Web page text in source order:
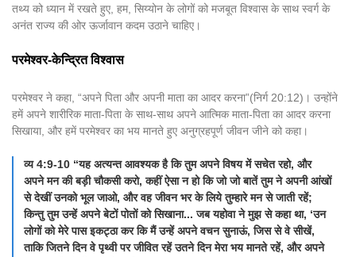
तथ्य को ध्यान में रखते हुए, हम, सिय्योन के लोगों को मजबूत विश्वास के साथ स्वर्ग के
अनंत राज्य की ओर ऊर्जावान कदम उठाने चाहिए।
परमेश्वर-केन्द्रित विश्वास
परमेश्वर ने कहा, “अपने पिता और अपनी माता का आदर करना”(निर्ग 20:12)। उन्होंने
हमें अपने शारीरिक माता-पिता के साथ-साथ अपने आत्मिक माता-पिता का आदर करना
सिखाया, और हमें परमेश्वर का भय मानते हुए अनुग्रहपूर्ण जीवन जीने को कहा।
व्य 4:9-10 “यह अत्यन्त आवश्यक है कि तुम अपने विषय में सचेत रहो, और
अपने मन की बड़ी चौकसी करो, कहीं ऐसा न हो कि जो जो बातें तुम ने अपनी आंखों
से देखीं उनको भूल जाओ, और वह जीवन भर के लिये तुम्हारे मन से जाती रहें;
किन्तु तुम उन्हें अपने बेटों पोतों को सिखाना... जब यहोवा ने मुझ से कहा था, ‘उन
लोगों को मेरे पास इकट्ठा कर कि मैं उन्हें अपने वचन सुनाऊं, जिस से वे सीखें,
ताकि जितने दिन वे पृथ्वी पर जीवित रहें उतने दिन मेरा भय मानते रहें, और अपने